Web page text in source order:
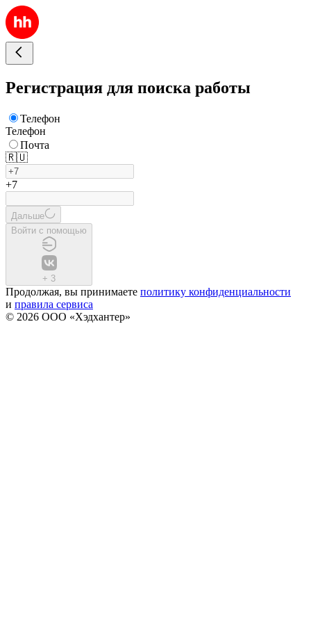
Регистрация для поиска работы
Телефон
Телефон
Почта
🇷🇺
+7
Дальше
Войти с помощью
+ 3
Продолжая, вы принимаете политику конфиденциальности
и правила сервиса
© 2026 ООО «Хэдхантер»